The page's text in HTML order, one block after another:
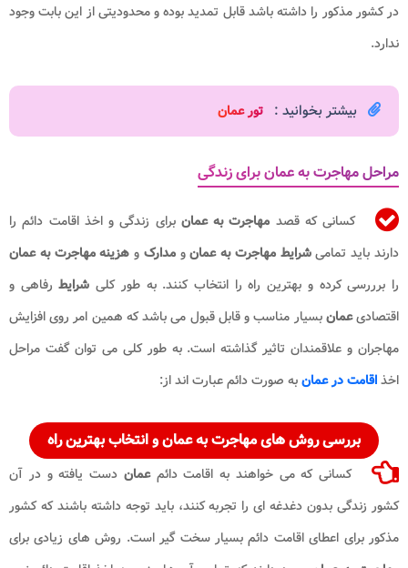
در کشور مذکور را داشته باشد قابل تمدید بوده و محدودیتی از این بابت وجود
ندارد.
بیشتر بخوانید : تور عمان
مراحل مهاجرت به عمان برای زندگی
کسانی که قصد مهاجرت به عمان برای زندگی و اخذ اقامت دائم را
دارند باید تمامیشرایط مهاجرت به عمانومدارک و هزینه مهاجرت به عمان
را برررسی کرده و بهترین راه را انتخاب کنند. به طور کلیشرایطرفاهی و
اقتصادیعمانبسیار مناسب و قابل قبول می باشد که همین امر روی افزایش
مهاجران و علاقمندان تاثیر گذاشته است. به طور کلی می توان گفت مراحل
اخذاقامت در عمانبه صورت دائم عبارت اند از:
بررسی روش هایمهاجرت به عمانو انتخاب بهترین راه
کسانی که می خواهند به اقامت دائمعمان دست یافته و در آن
کشور زندگی بدون دغدغه ای را تجربه کنند، باید توجه داشته باشند که کشور
مذکور برای اعطای اقامت دائم بسیار سخت گیر است. روش های زیادی برای